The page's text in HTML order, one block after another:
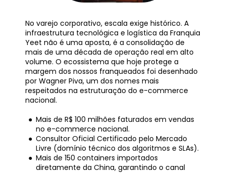
No varejo corporativo, escala exige histórico. A
infraestrutura tecnológica e logística da Franquia
Yeet não é uma aposta, é a consolidação de
mais de uma década de operação real em alto
volume. O ecossistema que hoje protege a
margem dos nossos franqueados foi desenhado
por Wagner Piva, um dos nomes mais
respeitados na estruturação do e-commerce
nacional.
Mais de R$ 100 milhões faturados em vendas
no e-commerce nacional.
Consultor Oficial Certificado pelo Mercado
Livre (domínio técnico dos algoritmos e SLAs).
Mais de 150 containers importados
diretamente da China, garantindo o canal